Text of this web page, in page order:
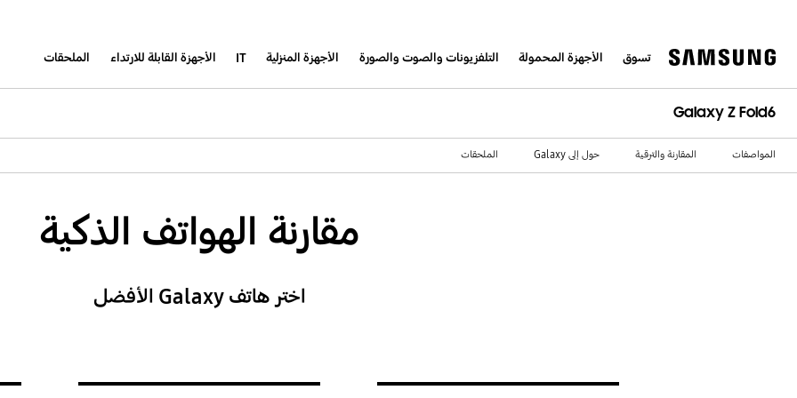
تسوق الأجهزة المحمولة التلفزيونات والصوت والصورة الأجهزة المنزلية IT الأجهزة القابلة للارتداء الملحقات
Galaxy Z Fold6
المواصفات المقارنة والترقية حول إلى Galaxy الملحقات
مقارنة الهواتف الذكية
اختر هاتف Galaxy الأفضل